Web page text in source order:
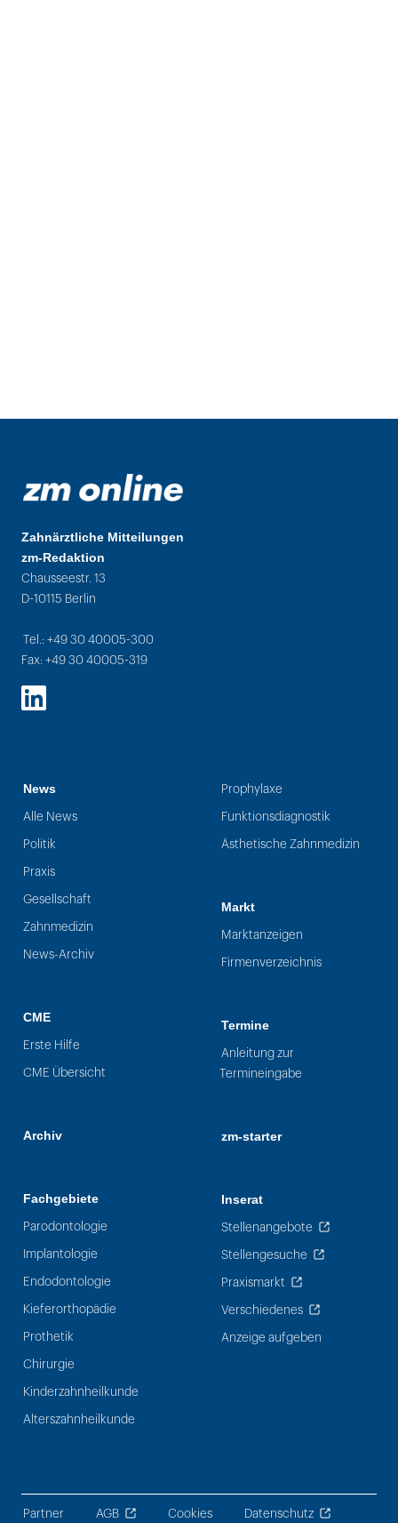
Zahnärztliche Mitteilungen
zm-Redaktion
Chausseestr. 13
D-10115 Berlin
Tel.: +49 30 40005-300
Fax: +49 30 40005-319
LinkedIn
News
Alle News
Politik
Praxis
Gesellschaft
Zahnmedizin
News-Archiv
CME
Erste Hilfe
CME Übersicht
Archiv
Fachgebiete
Parodontologie
Implantologie
Endodontologie
Kieferorthopädie
Prothetik
Chirurgie
Kinderzahnheilkunde
Alterszahnheilkunde
Prophylaxe
Funktionsdiagnostik
Ästhetische Zahnmedizin
Markt
Marktanzeigen
Firmenverzeichnis
Termine
Anleitung zur
Termineingabe
zm-starter
Inserat
Stellenangebote
Stellengesuche
Praxismarkt
Verschiedenes
Anzeige aufgeben
Partner AGB Cookies Datenschutz